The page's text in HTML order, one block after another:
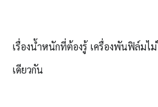
เรื่องน้ำหนักที่ต้องรู้ เครื่องพันฟิล์มไ
เดียวกัน